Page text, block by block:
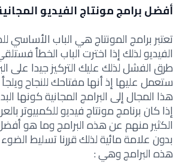
أفضل برامج مونتاج الفيديو المجانية
تعتبر برامج المونتاج هي الباب الأساسي
الفيديو لذلك إذا اخترت الباب الخطأ
طرق الفشل لذلك عليك التركيز جيدا على
ستعمل عليها إذ أنها مفتاحك للنجاح
هذا المجال إلى البرامج المجانية كونها
إذا كان برنامج مونتاج فيديو للكمبيوتر
الكثير منهم عن هذه البرامج وما هو
بدون علامة مائية لذلك قررنا تسليط
هذه البرامج وهي :